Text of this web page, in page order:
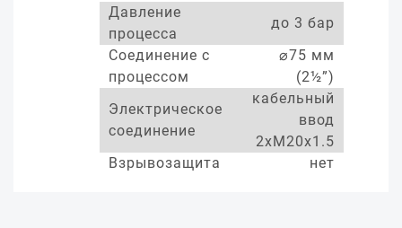
Давление
процесса
до 3 бар
Соединение с
процессом
⌀75 мм
(2½”)
Электрическое
соединение
кабельный
ввод
2xM20x1.5
Взрывозащита
нет